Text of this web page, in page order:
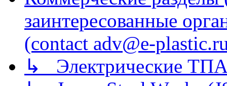
заинтересованные
(contact adv@e-
↳ Электрические